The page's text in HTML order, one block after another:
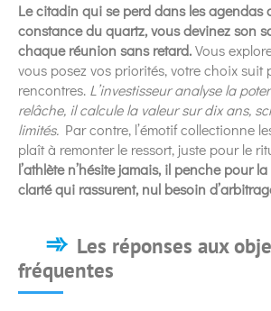
Le citadin qui se perd dans les agendas
constance du quartz, vous devinez son
chaque réunion sans retard.Vous
vous posez vos priorités, votre choix suit
rencontres. L’investisseur analyse la
relâche, il calcule la valeur sur dix ans,
limités. Par contre, l’émotif collectionne
plaît à remonter le ressort, juste pour le
l’athlète n’hésite jamais, il penche pour
clarté qui rassurent, nul besoin
Les réponses aux
fréquentes